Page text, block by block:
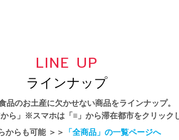
LINE UP
ラインナップ
品のお土産に欠かせない商品をラインナップ。
ら」※スマホは「≡」から滞在都市をクリック
からも可能 ＞＞ 「全商品」の一覧ページへ